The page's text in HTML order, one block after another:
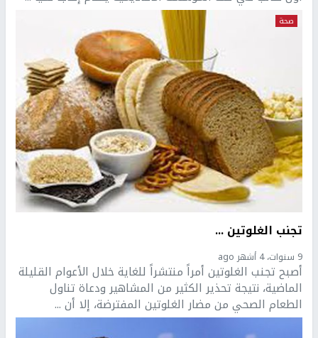
صحة
تجنب الغلوتين ...
9 سنوات، 4 أشهر ago
أصبح تجنب الغلوتين أمراً منتشراً للغاية خلال الأعوام القليلة
الماضية، نتيجة تحذير الكثير من المشاهير ودعاة تناول
الطعام الصحي من مضار الغلوتين المفترضة، إلا أن ...